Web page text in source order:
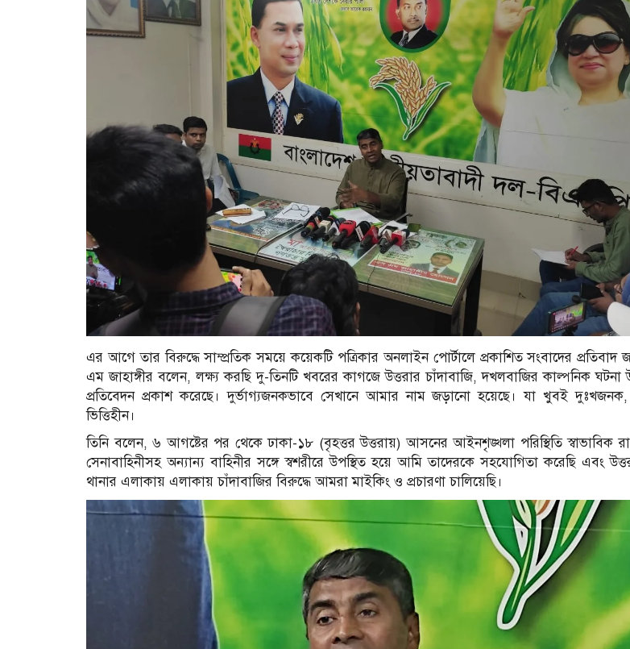
এর আগে তার বিরুদ্ধে সাম্প্রতিক সময়ে কয়েকটি পত্রিকার অনলাইন পোর্টালে প্রকাশিত সংবাদের প্রতিবাদ
এম জাহাঙ্গীর বলেন, লক্ষ্য করছি দু-তিনটি খবরের কাগজে উত্তরার চাঁদাবাজি, দখলবাজির কাল্পনিক ঘটনা
প্রতিবেদন প্রকাশ করেছে। দুর্ভাগ্যজনকভাবে সেখানে আমার নাম জড়ানো হয়েছে। যা খুবই
ভিত্তিহীন।
তিনি বলেন, ৬ আগষ্টের পর থেকে ঢাকা-১৮ (বৃহত্তর উত্তরায়) আসনের আইনশৃঙ্খলা পরিস্থিতি স্বাভাবিক
সেনাবাহিনীসহ অন্যান্য বাহিনীর সঙ্গে স্বশরীরে উপস্থিত হয়ে আমি তাদেরকে সহযোগিতা করেছি এবং
থানার এলাকায় এলাকায় চাঁদাবাজির বিরুদ্ধে আমরা মাইকিং ও প্রচারণা চালিয়েছি।